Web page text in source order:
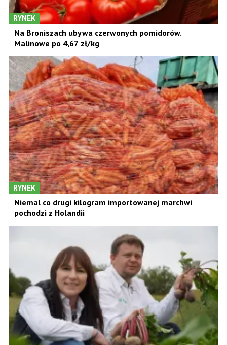
RYNEK
Na Broniszach ubywa czerwonych pomidorów.
Malinowe po 4,67 zł/kg
RYNEK
Niemal co drugi kilogram importowanej marchwi
pochodzi z Holandii